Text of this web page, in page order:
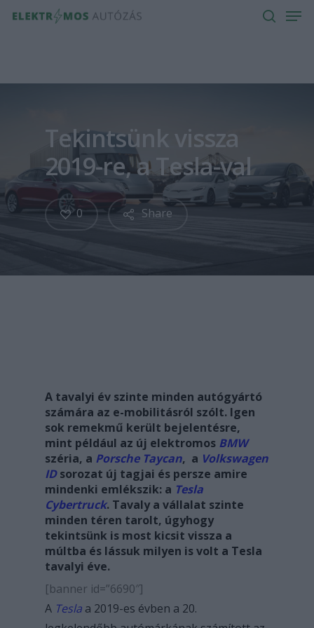
Skip
Tekintsünk vissza
2019-re, a Tesla-val
Share
0
A tavalyi év szinte minden autógyártó
számára az e-mobilitásról szólt. Igen
sok remekmű került bejelentésre,
mint például az új elektromos BMW
széria, a Porsche Taycan, a Volkswagen
ID sorozat új tagjai és persze amire
mindenki emlékszik: a Tesla
Cybertruck. Tavaly a vállalat szinte
minden téren tarolt, úgyhogy
tekintsünk is most kicsit vissza a
múltba és lássuk milyen is volt a Tesla
tavalyi éve.
[banner id=”6690″]
A Tesla a 2019-es évben a 20.